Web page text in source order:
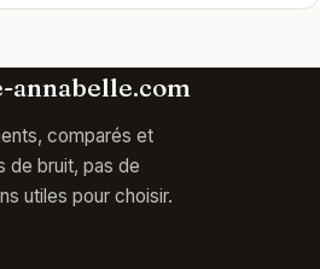
annabelle.com
comparés et
de bruit, pas de
utiles pour choisir.